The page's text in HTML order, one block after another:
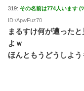
319: その名前は774人います (
ID:/ApwFuz70
まるすけ何が遭った
よｗ
ほんともうどうしよ